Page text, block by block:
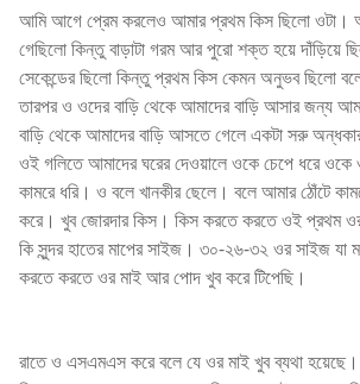
আমি আগে প্রেম করলেও আমার প্রথম কিস ছিলো ওটা।
গেছিলো কিন্তু বাড়াটা গরম আর পুরো শক্ত হয়ে দাঁড়িয়ে
সেকেন্ডের ছিলো কিন্তু প্রথম কিস কেমন অনুভব ছিলো
তারপর ও ওদের বাড়ি থেকে আমাদের বাড়ি আসার জন্য
বাড়ি থেকে আমাদের বাড়ি আসতে গেলে একটা সরু
ওই গলিতে আমাদের ঘরের দেওয়ালে ওকে চেপে ধরে
কামরে ধরি। ও বলে খানকীর ছেলে। বলে আমার ঠোঁটে
করে। খুব জোরদার কিস। কিস করতে করতে ওই প্রথম ওর
কি সুন্দর হাতের মাপের সাইজ। ৩০-২৬-৩২ ওর সাইজ
করতে করতে ওর মাই আর পোদ খুব করে টিপেছি।
রাতে ও এসএমএস করে বলে যে ওর মাই খুব ব্যথা